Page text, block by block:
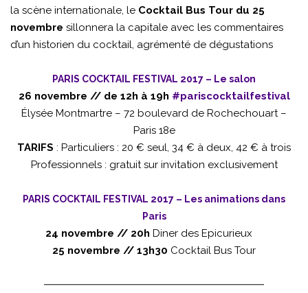
la scène internationale, le Cocktail Bus Tour du 25
novembre sillonnera la capitale avec les commentaires
d’un historien du cocktail, agrémenté de dégustations
PARIS COCKTAIL FESTIVAL 2017 – Le salon
26 novembre // de 12h à 19h #pariscocktailfestival
Élysée Montmartre – 72 boulevard de Rochechouart –
Paris 18e
TARIFS : Particuliers : 20 € seul, 34 € à deux, 42 € à trois
Professionnels : gratuit sur invitation exclusivement
PARIS COCKTAIL FESTIVAL 2017 – Les animations dans
Paris
24 novembre // 20h Diner des Epicurieux
25 novembre // 13h30 Cocktail Bus Tour